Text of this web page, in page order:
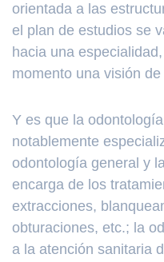
orientada a las
el plan de estudios se
hacia una
momento una visión
Y es que la
notablemente
odontología general y
encarga de los
extracciones,
obturaciones, etc.; la
a la atención sanitaria